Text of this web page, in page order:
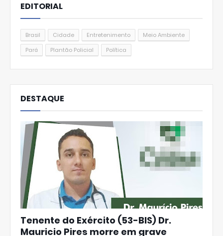
EDITORIAL
Brasil Cidade Entretenimento
Meio Ambiente
Pará
Plantão Policial Política
DESTAQUE
Tenente do Exército (53-BIS) Dr.
Mauricio Pires morre em grave